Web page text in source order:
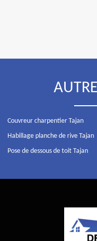
Couvreur charpentier Tajan
Habillage planche de rive Tajan
Pose de dessous de toit Tajan